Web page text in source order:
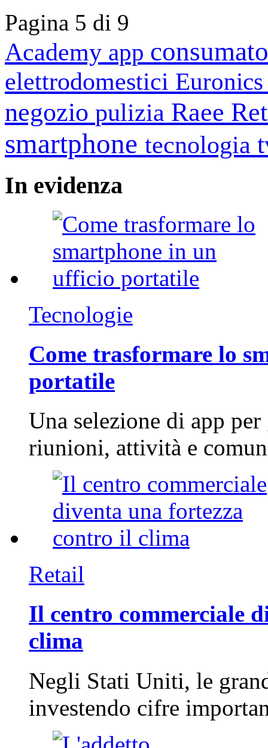
Pagina 5 di 9
Academy app
elettrodomestici
negozio pulizia Raee
smartphone tecnologia
In evidenza
Tecnologie
Come trasformare lo
portatile
Una selezione di app
riunioni, attività e
Retail
Il centro commerciale
clima
Negli Stati Uniti, le
investendo cifre